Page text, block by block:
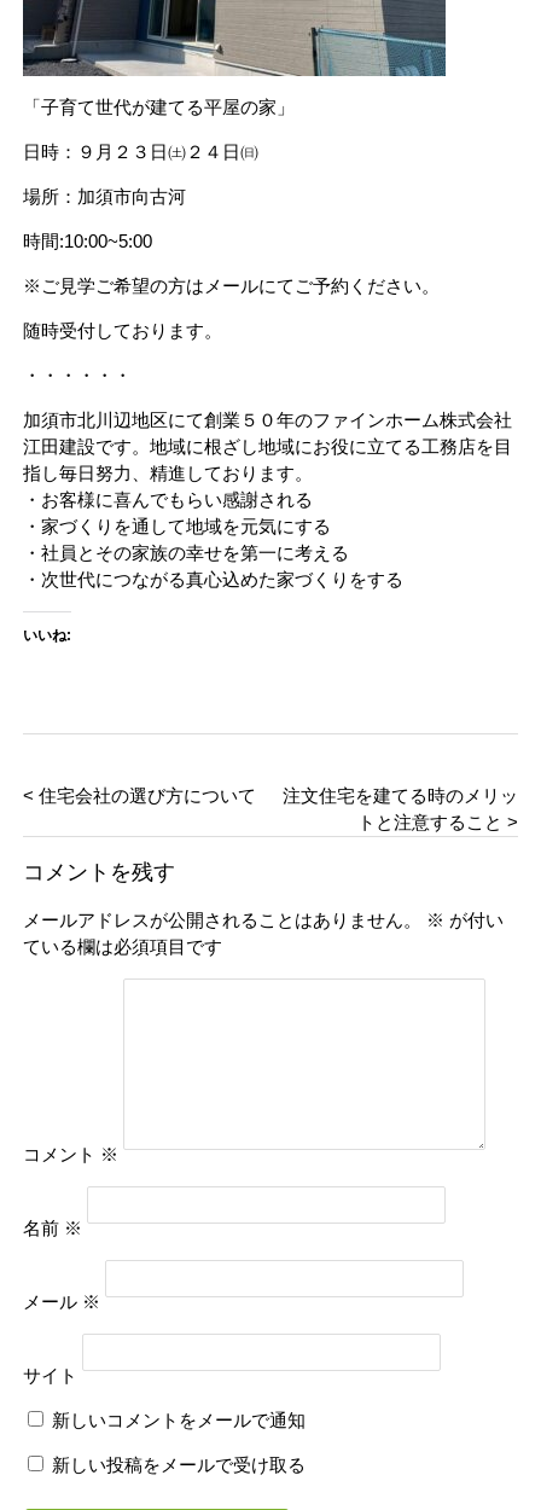
「子育て世代が建てる平屋の家」
日時：９月２３日㈯２４日㈰
場所：加須市向古河
時間:10:00~5:00
※ご見学ご希望の方はメールにてご予約ください。
随時受付しております。
・・・・・・
加須市北川辺地区にて創業５０年のファインホーム株式会社
江田建設です。地域に根ざし地域にお役に立てる工務店を目
指し毎日努力、精進しております。
・お客様に喜んでもらい感謝される
・家づくりを通して地域を元気にする
・社員とその家族の幸せを第一に考える
・次世代につながる真心込めた家づくりをする
いいね:
< 住宅会社の選び方について
注文住宅を建てる時のメリッ
トと注意すること >
コメントを残す
メールアドレスが公開されることはありません。 ※ が付い
ている欄は必須項目です
コメント ※
名前 ※
メール ※
サイト
新しいコメントをメールで通知
新しい投稿をメールで受け取る